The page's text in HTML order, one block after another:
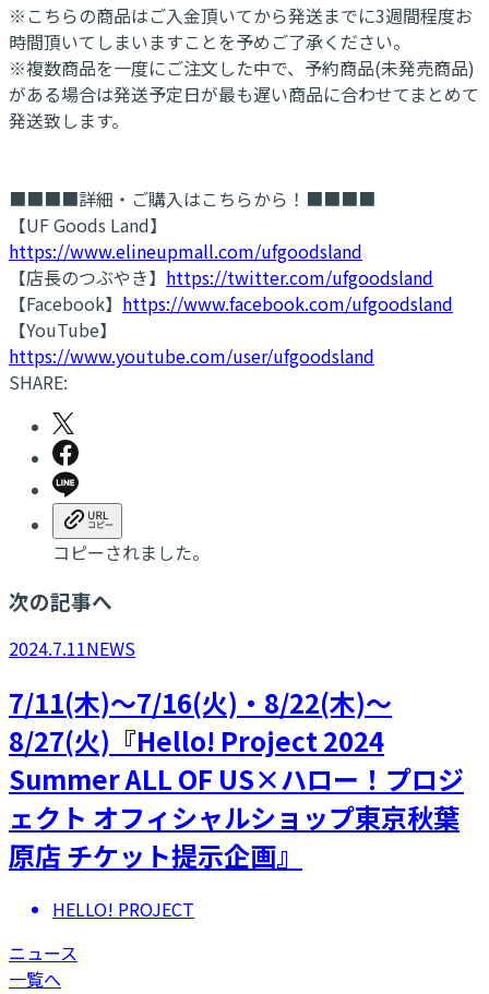
※こちらの商品はご入金頂いてから発送までに3週間程度お
時間頂いてしまいますことを予めご了承ください。
※複数商品を一度にご注文した中で、予約商品(未発売商品)
がある場合は発送予定日が最も遅い商品に合わせてまとめて
発送致します。
■■■■詳細・ご購入はこちらから！■■■■
【UF Goods Land】
https://www.elineupmall.com/ufgoodsland
【店長のつぶやき】 https://twitter.com/ufgoodsland
【Facebook】 https://www.facebook.com/ufgoodsland
【YouTube】
https://www.youtube.com/user/ufgoodsland
SHARE:
コピーされました。
次の記事へ
2024.7.11NEWS
7/11(木)～7/16(火)・8/22(木)～
8/27(火)『Hello! Project 2024
Summer ALL OF US×ハロー！プロジ
ェクト オフィシャルショップ東京秋葉
原店 チケット提示企画』
HELLO! PROJECT
ニュース
一覧へ